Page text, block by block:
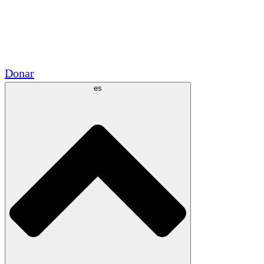
Donar
es